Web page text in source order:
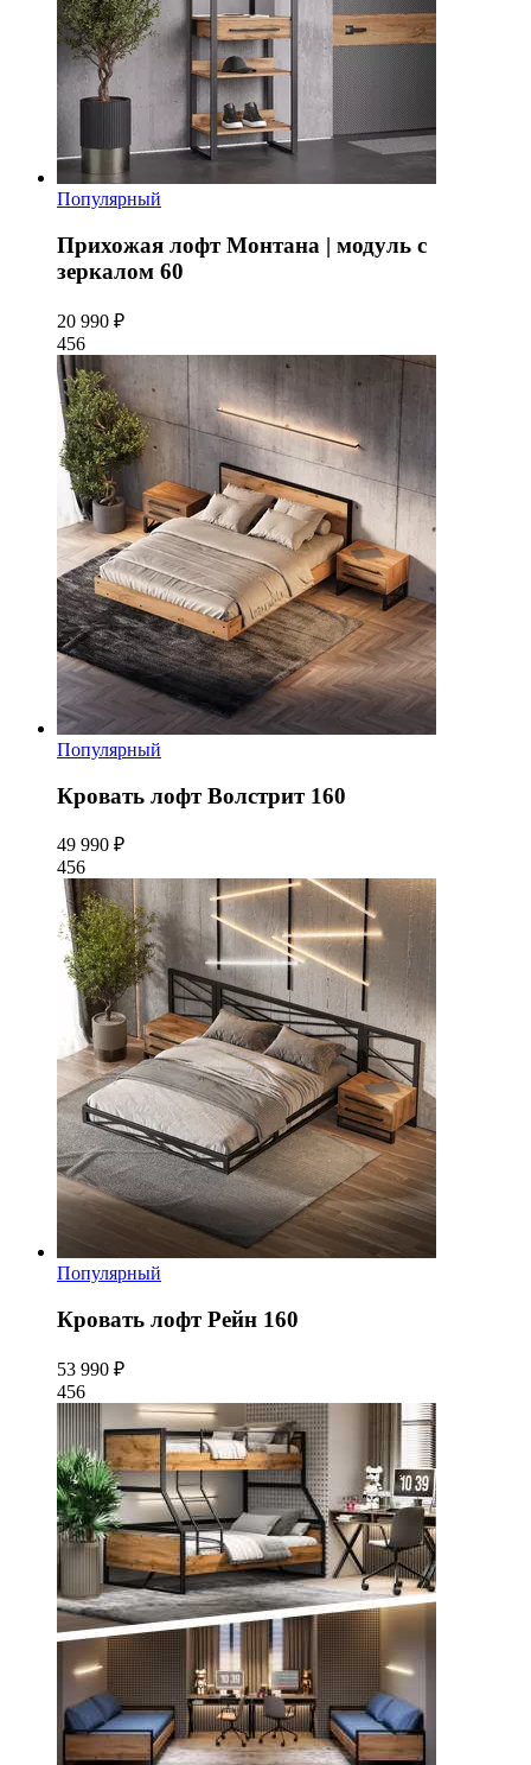
Популярный
Прихожая лофт Монтана | модуль с
зеркалом 60
20 990 ₽
456
Популярный
Кровать лофт Волстрит 160
49 990 ₽
456
Популярный
Кровать лофт Рейн 160
53 990 ₽
456